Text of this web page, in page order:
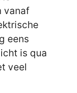
vanaf
eens
is qua
veel